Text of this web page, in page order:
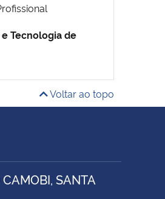
Tecnologia de
Voltar ao topo
SANTA